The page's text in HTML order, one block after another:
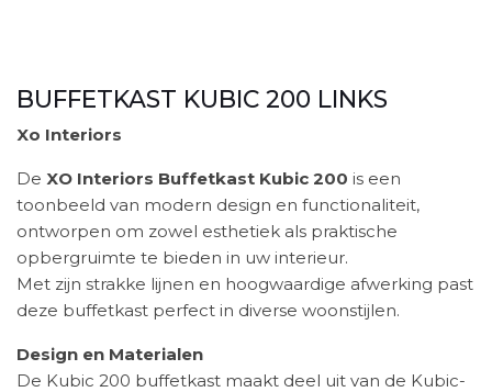
BUFFETKAST KUBIC 200 LINKS
Xo Interiors
De XO Interiors Buffetkast Kubic 200 is een
toonbeeld van modern design en functionaliteit,
ontworpen om zowel esthetiek als praktische
opbergruimte te bieden in uw interieur.
Met zijn strakke lijnen en hoogwaardige afwerking past
deze buffetkast perfect in diverse woonstijlen.
Design en Materialen
De Kubic 200 buffetkast maakt deel uit van de Kubic-